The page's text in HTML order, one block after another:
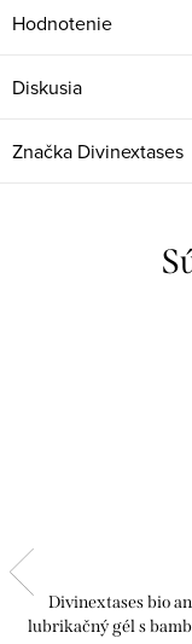
Hodnotenie
Diskusia
Značka Divinextases
Divinextases bio
lubrikačný gél s